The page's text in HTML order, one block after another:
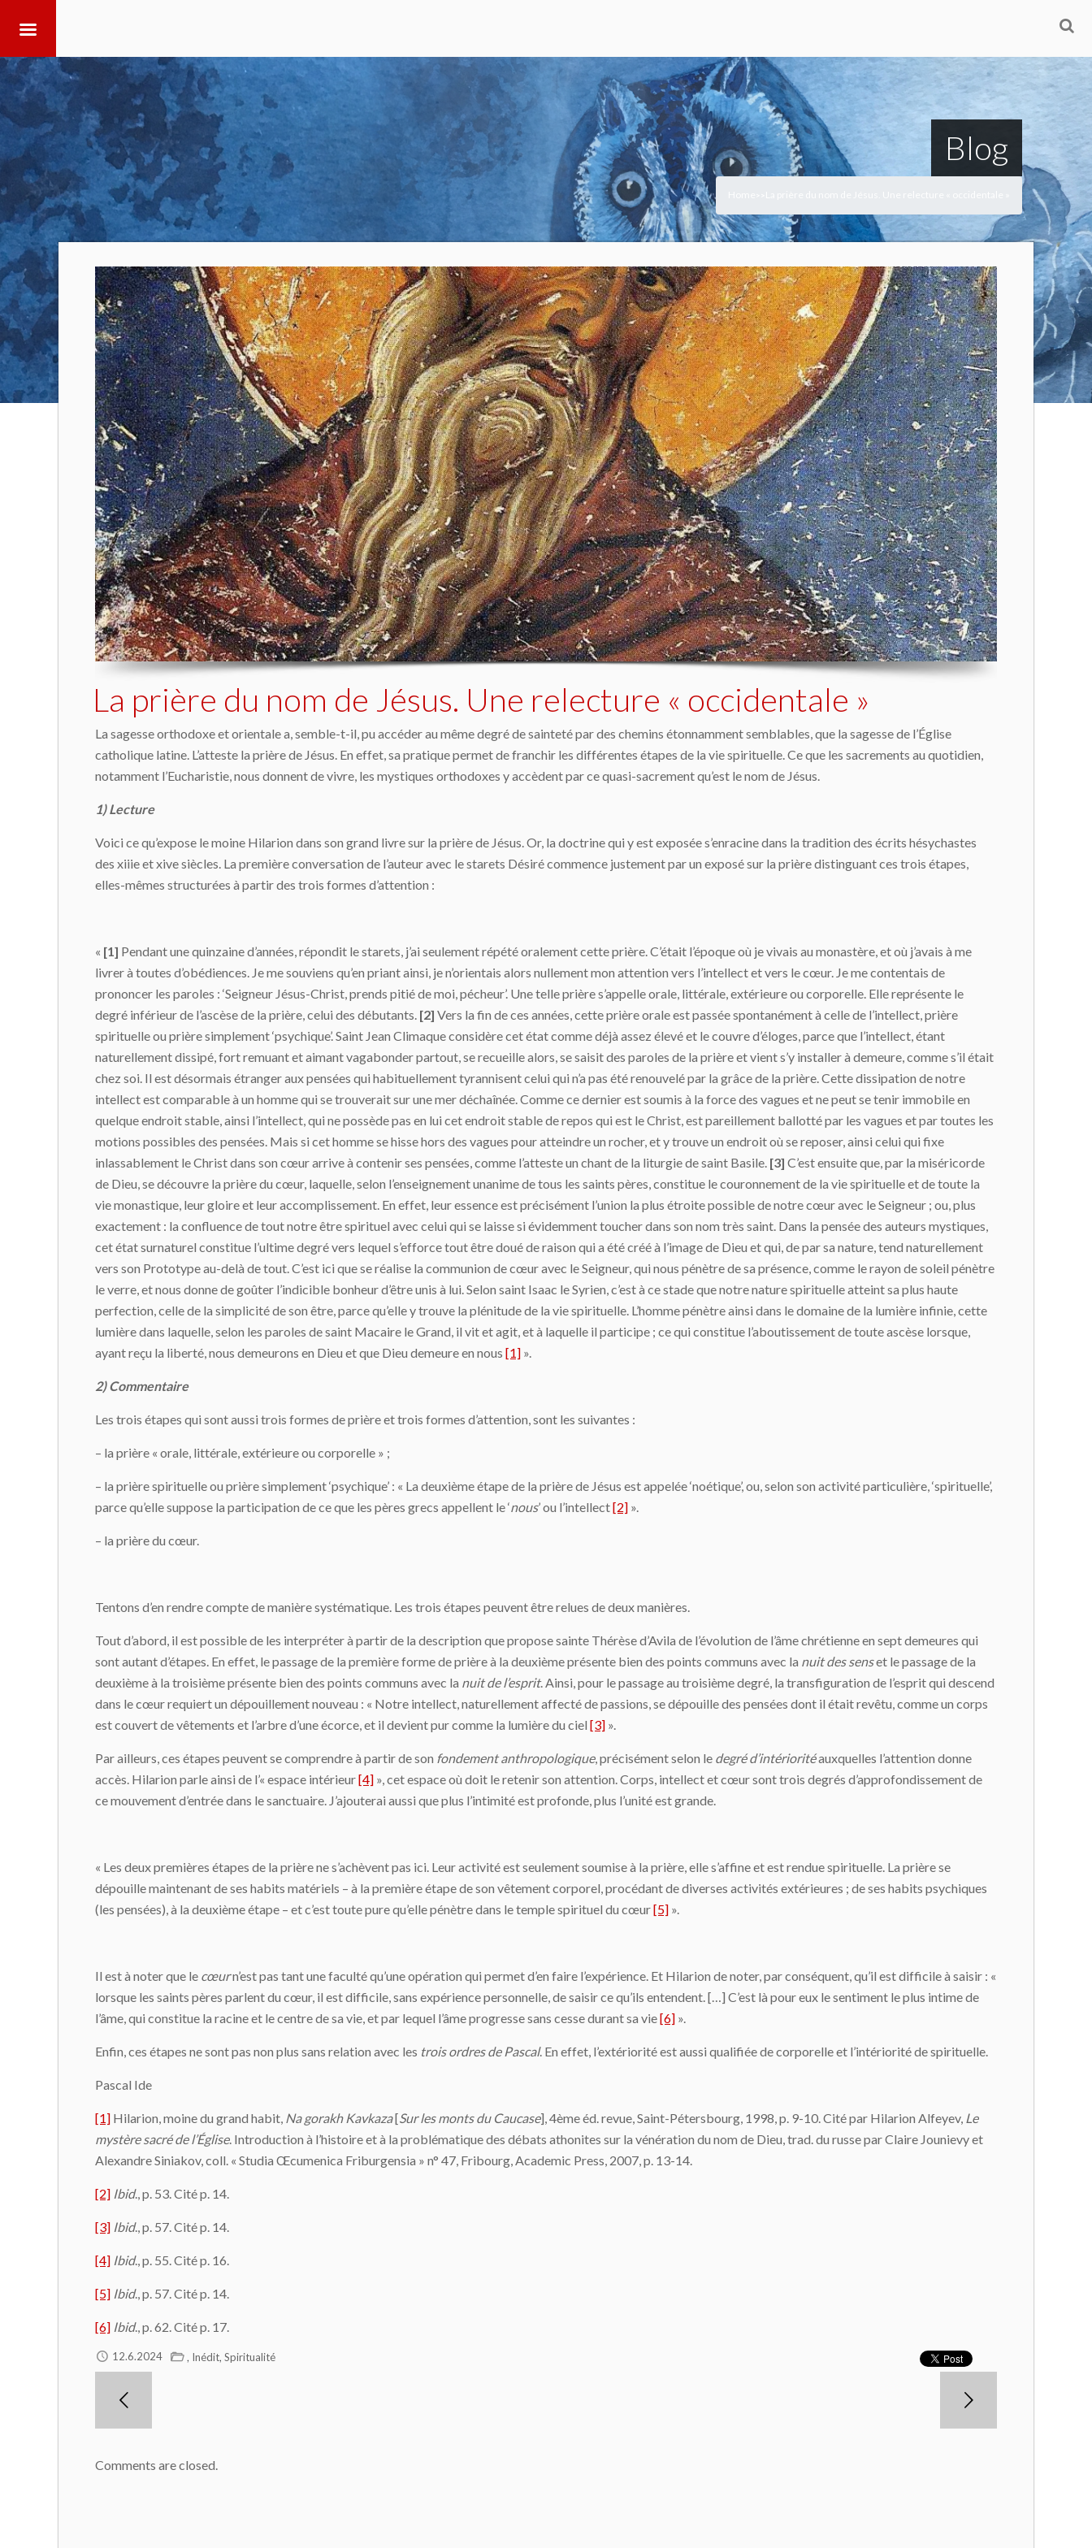
Blog
La prière du nom de Jésus. Une relecture « occidentale »
La sagesse orthodoxe et orientale a, semble-t-il, pu accéder au même degré de sainteté par des chemins étonnamment semblables, que la sagesse de l’Église
catholique latine. L’atteste la prière de Jésus. En effet, sa pratique permet de franchir les différentes étapes de la vie spirituelle. Ce que les sacrements au quotidien,
notamment l’Eucharistie, nous donnent de vivre, les mystiques orthodoxes y accèdent par ce quasi-sacrement qu’est le nom de Jésus.
1) Lecture
Voici ce qu’expose le moine Hilarion dans son grand livre sur la prière de Jésus. Or, la doctrine qui y est exposée s’enracine dans la tradition des écrits hésychastes
des xiiie et xive siècles. La première conversation de l’auteur avec le starets Désiré commence justement par un exposé sur la prière distinguant ces trois étapes,
elles-mêmes structurées à partir des trois formes d’attention :
« [1] Pendant une quinzaine d’années, répondit le starets, j’ai seulement répété oralement cette prière. C’était l’époque où je vivais au monastère, et où j’avais à me
livrer à toutes d’obédiences. Je me souviens qu’en priant ainsi, je n’orientais alors nullement mon attention vers l’intellect et vers le cœur. Je me contentais de
prononcer les paroles : ‘Seigneur Jésus-Christ, prends pitié de moi, pécheur’. Une telle prière s’appelle orale, littérale, extérieure ou corporelle. Elle représente le
degré inférieur de l’ascèse de la prière, celui des débutants. [2] Vers la fin de ces années, cette prière orale est passée spontanément à celle de l’intellect, prière
spirituelle ou prière simplement ‘psychique’. Saint Jean Climaque considère cet état comme déjà assez élevé et le couvre d’éloges, parce que l’intellect, étant
naturellement dissipé, fort remuant et aimant vagabonder partout, se recueille alors, se saisit des paroles de la prière et vient s’y installer à demeure, comme s’il était
chez soi. Il est désormais étranger aux pensées qui habituellement tyrannisent celui qui n’a pas été renouvelé par la grâce de la prière. Cette dissipation de notre
intellect est comparable à un homme qui se trouverait sur une mer déchaînée. Comme ce dernier est soumis à la force des vagues et ne peut se tenir immobile en
quelque endroit stable, ainsi l’intellect, qui ne possède pas en lui cet endroit stable de repos qui est le Christ, est pareillement ballotté par les vagues et par toutes les
motions possibles des pensées. Mais si cet homme se hisse hors des vagues pour atteindre un rocher, et y trouve un endroit où se reposer, ainsi celui qui fixe
inlassablement le Christ dans son cœur arrive à contenir ses pensées, comme l’atteste un chant de la liturgie de saint Basile. [3] C’est ensuite que, par la miséricorde
de Dieu, se découvre la prière du cœur, laquelle, selon l’enseignement unanime de tous les saints pères, constitue le couronnement de la vie spirituelle et de toute la
vie monastique, leur gloire et leur accomplissement. En effet, leur essence est précisément l’union la plus étroite possible de notre cœur avec le Seigneur ; ou, plus
exactement : la confluence de tout notre être spirituel avec celui qui se laisse si évidemment toucher dans son nom très saint. Dans la pensée des auteurs mystiques,
cet état surnaturel constitue l’ultime degré vers lequel s’efforce tout être doué de raison qui a été créé à l’image de Dieu et qui, de par sa nature, tend naturellement
vers son Prototype au-delà de tout. C’est ici que se réalise la communion de cœur avec le Seigneur, qui nous pénètre de sa présence, comme le rayon de soleil pénètre
le verre, et nous donne de goûter l’indicible bonheur d’être unis à lui. Selon saint Isaac le Syrien, c’est à ce stade que notre nature spirituelle atteint sa plus haute
perfection, celle de la simplicité de son être, parce qu’elle y trouve la plénitude de la vie spirituelle. L’homme pénètre ainsi dans le domaine de la lumière infinie, cette
lumière dans laquelle, selon les paroles de saint Macaire le Grand, il vit et agit, et à laquelle il participe ; ce qui constitue l’aboutissement de toute ascèse lorsque,
ayant reçu la liberté, nous demeurons en Dieu et que Dieu demeure en nous [1] ».
2) Commentaire
Les trois étapes qui sont aussi trois formes de prière et trois formes d’attention, sont les suivantes :
– la prière « orale, littérale, extérieure ou corporelle » ;
– la prière spirituelle ou prière simplement ‘psychique’ : « La deuxième étape de la prière de Jésus est appelée ‘noétique’, ou, selon son activité particulière, ‘spirituelle’,
parce qu’elle suppose la participation de ce que les pères grecs appellent le ‘nous’ ou l’intellect[2] ».
– la prière du cœur.
Tentons d’en rendre compte de manière systématique. Les trois étapes peuvent être relues de deux manières.
Tout d’abord, il est possible de les interpréter à partir de la description que propose sainte Thérèse d’Avila de l’évolution de l’âme chrétienne en sept demeures qui
sont autant d’étapes. En effet, le passage de la première forme de prière à la deuxième présente bien des points communs avec la nuit des senset le passage de la
deuxième à la troisième présente bien des points communs avec la nuit de l’esprit. Ainsi, pour le passage au troisième degré, la transfiguration de l’esprit qui descend
dans le cœur requiert un dépouillement nouveau : « Notre intellect, naturellement affecté de passions, se dépouille des pensées dont il était revêtu, comme un corps
est couvert de vêtements et l’arbre d’une écorce, et il devient pur comme la lumière du ciel [3] ».
Par ailleurs, ces étapes peuvent se comprendre à partir de son fondement anthropologique, précisément selon le degré d’intérioritéauxquelles l’attention donne
accès. Hilarion parle ainsi de l’« espace intérieur[4] », cet espace où doit le retenir son attention. Corps, intellect et cœur sont trois degrés d’approfondissement de
ce mouvement d’entrée dans le sanctuaire. J’ajouterai aussi que plus l’intimité est profonde, plus l’unité est grande.
« Les deux premières étapes de la prière ne s’achèvent pas ici. Leur activité est seulement soumise à la prière, elle s’affine et est rendue spirituelle. La prière se
dépouille maintenant de ses habits matériels – à la première étape de son vêtement corporel, procédant de diverses activités extérieures ; de ses habits psychiques
(les pensées), à la deuxième étape – et c’est toute pure qu’elle pénètre dans le temple spirituel du cœur[5] ».
Il est à noter que le cœurn’est pas tant une faculté qu’une opération qui permet d’en faire l’expérience. Et Hilarion de noter, par conséquent, qu’il est difficile à saisir : «
lorsque les saints pères parlent du cœur, il est difficile, sans expérience personnelle, de saisir ce qu’ils entendent. […] C’est là pour eux le sentiment le plus intime de
l’âme, qui constitue la racine et le centre de sa vie, et par lequel l’âme progresse sans cesse durant sa vie[6] ».
Enfin, ces étapes ne sont pas non plus sans relation avec les trois ordres de Pascal. En effet, l’extériorité est aussi qualifiée de corporelle et l’intériorité de spirituelle.
Pascal Ide
[1] Hilarion, moine du grand habit, Na gorakh Kavkaza[ Sur les monts du Caucase], 4ème éd. revue, Saint-Pétersbourg, 1998, p. 9-10. Cité par Hilarion Alfeyev, Le
mystère sacré de l’Église. Introduction à l’histoire et à la problématique des débats athonites sur la vénération du nom de Dieu, trad. du russe par Claire Jounievy et
Alexandre Siniakov, coll. « Studia Œcumenica Friburgensia » n° 47, Fribourg, Academic Press, 2007, p. 13-14.
[2] Ibid., p. 53. Cité p. 14.
[3] Ibid., p. 57. Cité p. 14.
[4] Ibid., p. 55. Cité p. 16.
[5] Ibid., p. 57. Cité p. 14.
[6] Ibid., p. 62. Cité p. 17.
12.6.2024 , Inédit, Spiritualité
Comments are closed.